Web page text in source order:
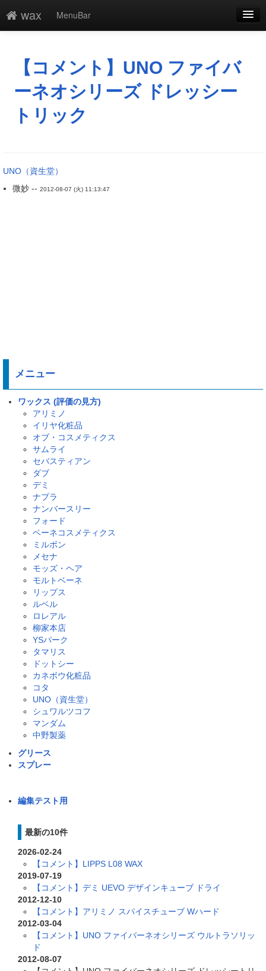
wax
MenuBar
添付
凍結
新規
単語検索
【コメント】UNO ファイバ
ーネオシリーズ ドレッシー
トリック
UNO（資生堂）
微妙 -- 2012-08-07 (火) 11:13:47
メニュー
ワックス (評価の見方)
アリミノ
イリヤ化粧品
オブ・コスメティクス
サムライ
セバスティアン
ダブ
デミ
ナプラ
ナンバースリー
フォード
ベーネコスメティクス
ミルボン
メセナ
モッズ・ヘア
モルトベーネ
リップス
ルベル
ロレアル
柳家本店
YSパーク
タマリス
ドットシー
カネボウ化粧品
コタ
UNO（資生堂）
シュワルツコフ
マンダム
中野製薬
グリース
スプレー
編集テスト用
最新の10件
2026-02-24
【コメント】LIPPS L08 WAX
2019-07-19
【コメント】デミ UEVO デザインキューブ ドライ
2012-12-10
【コメント】アリミノ スパイスチューブ Wハード
2012-03-04
【コメント】UNO ファイバーネオシリーズ ウルトラソリッ
ド
2012-08-07